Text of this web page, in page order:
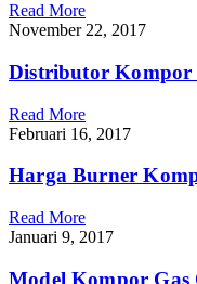
Read More
November 22, 2017
Distributor Kompor
Read More
Februari 16, 2017
Harga Burner
Read More
Januari 9, 2017
Model Kompor Gas